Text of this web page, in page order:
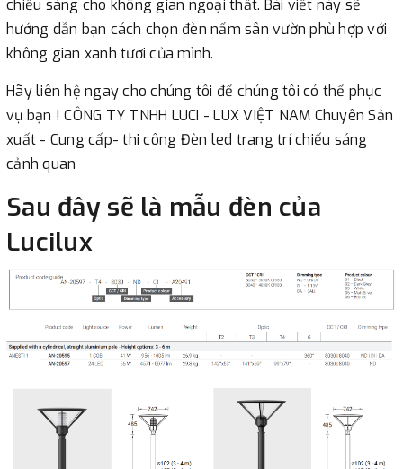
chiếu sáng cho không gian ngoại thất. Bài viết này sẽ
hướng dẫn bạn cách chọn đèn nấm sân vườn phù hợp với
không gian xanh tươi của mình.
Hãy liên hệ ngay cho chúng tôi để chúng tôi có thể phục
vụ bạn ! CÔNG TY TNHH LUCI - LUX VIỆT NAM Chuyên Sản
xuất - Cung cấp- thi công Đèn led trang trí chiếu sáng
cảnh quan
Sau đây sẽ là mẫu đèn của
Lucilux